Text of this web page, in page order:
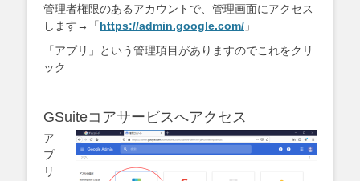
管理者権限のあるアカウントで、管理画面にアクセス
します→「https://admin.google.com/ 」
「アプリ」という管理項目がありますのでこれをクリ
ック
GSuiteコアサービスへアクセス
ア
プ
リ